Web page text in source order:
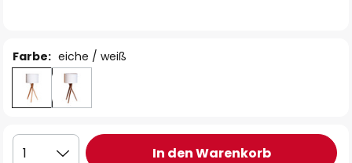
Farbe: eiche / weiß
1 In den Warenkorb